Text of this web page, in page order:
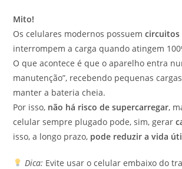
Mito!
Os celulares modernos possuem
interrompem a carga quando atingem
O que acontece é que o aparelho entra
manutenção”, recebendo pequenas
manter a bateria cheia.
Por isso, não há risco de supercarregar,
celular sempre plugado pode, sim, gerar
isso, a longo prazo, pode reduzir a vida
Dica: Evite usar o celular embaixo do